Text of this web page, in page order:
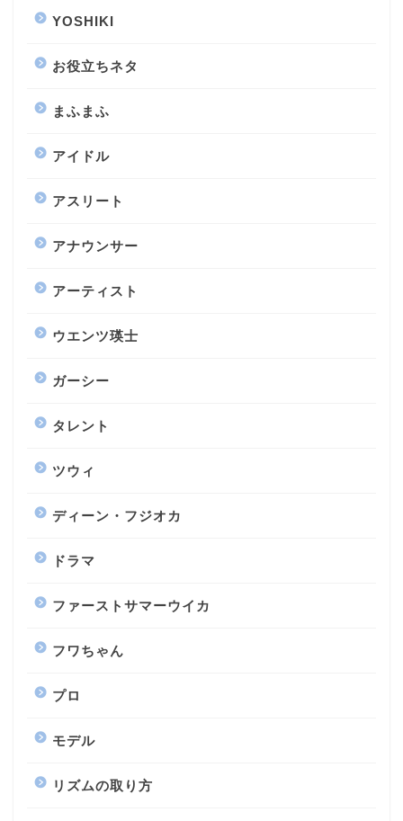
YOSHIKI
お役立ちネタ
まふまふ
アイドル
アスリート
アナウンサー
アーティスト
ウエンツ瑛士
ガーシー
タレント
ツウィ
ディーン・フジオカ
ドラマ
ファーストサマーウイカ
フワちゃん
プロ
モデル
リズムの取り方